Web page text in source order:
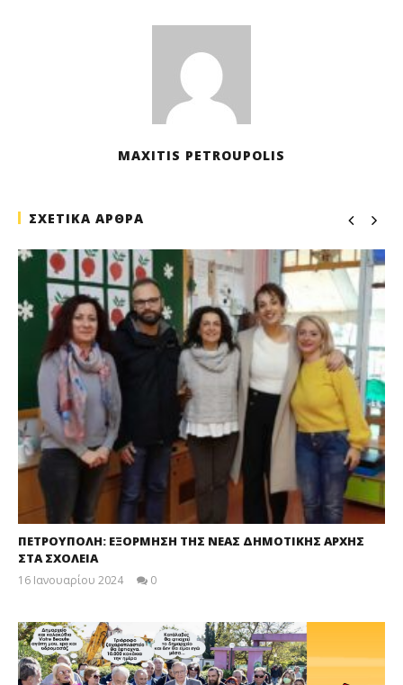
MAXITIS PETROUPOLIS
ΣΧΕΤΙΚΑ ΑΡΘΡΑ
ΠΕΤΡΟΥΠΟΛΗ: ΕΞΟΡΜΗΣΗ ΤΗΣ ΝΕΑΣ ΔΗΜΟΤΙΚΗΣ ΑΡΧΗΣ
ΣΤΑ ΣΧΟΛΕΙΑ
16 Ιανουαρίου 2024
0